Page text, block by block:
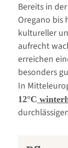
Bereits in
Oregano bis
kultureller
aufrecht
erreichen
besonders
In
12°C